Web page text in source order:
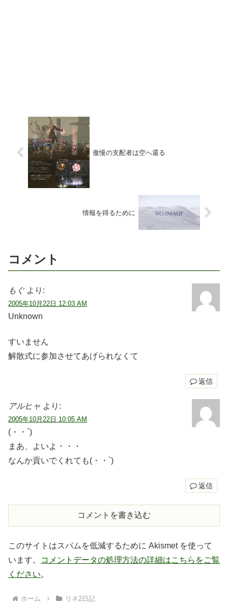
傲慢の支配者は空へ還る
情報を得るために
コメント
もぐ より:
2005年10月22日 12:03 AM
Unknown
すいません
解散式に参加させてあげられなくて
返信
アルヒャ より:
2005年10月22日 10:05 AM
(・・`)
まあ、よいよ・・・
なんか貢いでくれても(・・`)
返信
コメントを書き込む
このサイトはスパムを低減するために Akismet を使って
います。
コメントデータの処理方法の詳細はこちらをご覧
ください。
ホーム リネ2日記